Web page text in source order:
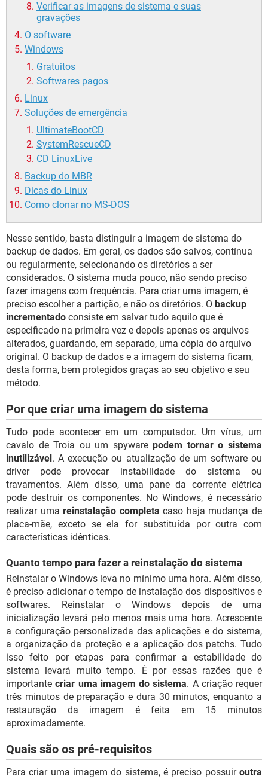
Verificar as imagens de sistema e suas
gravações
O software
Windows
Gratuitos
Softwares pagos
Linux
Soluções de emergência
UltimateBootCD
SystemRescueCD
CD LinuxLive
Backup do MBR
Dicas do Linux
Como clonar no MS-DOS
Nesse sentido, basta distinguir a imagem de sistema do
backup de dados. Em geral, os dados são salvos, contínua
ou regularmente, selecionando os diretórios a ser
considerados. O sistema muda pouco, não sendo preciso
fazer imagens com frequência. Para criar uma imagem, é
preciso escolher a partição, e não os diretórios. O backup
incrementado consiste em salvar tudo aquilo que é
especificado na primeira vez e depois apenas os arquivos
alterados, guardando, em separado, uma cópia do arquivo
original. O backup de dados e a imagem do sistema ficam,
desta forma, bem protegidos graças ao seu objetivo e seu
método.
Por que criar uma imagem do sistema
Tudo pode acontecer em um computador. Um vírus, um
cavalo de Troia ou um spywarepodem tornar o sistema
inutilizável. A execução ou atualização de um software ou
driver pode provocar instabilidade do sistema ou
travamentos. Além disso, uma pane da corrente elétrica
pode destruir os componentes. No Windows, é necessário
realizar umareinstalação completa caso haja mudança de
placa-mãe, exceto se ela for substituída por outra com
características idênticas.
Quanto tempo para fazer a reinstalação do sistema
Reinstalar o Windows leva no mínimo uma hora. Além disso,
é preciso adicionar o tempo de instalação dos dispositivos e
softwares. Reinstalar o Windows depois de uma
inicialização levará pelo menos mais uma hora. Acrescente
a configuração personalizada das aplicações e do sistema,
a organização da proteção e a aplicação dos patchs. Tudo
isso feito por etapas para confirmar a estabilidade do
sistema levará muito tempo. É por essas razões que é
importantecriar uma imagem do sistema. A criação requer
três minutos de preparação e dura 30 minutos, enquanto a
restauração da imagem é feita em 15 minutos
aproximadamente.
Quais são os pré-requisitos
Para criar uma imagem do sistema, é preciso possuir outra